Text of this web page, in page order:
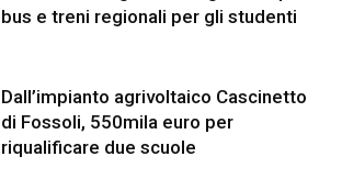
bus e treni regionali per gli studenti
Dall’impianto agrivoltaico Cascinetto
di Fossoli, 550mila euro per
riqualificare due scuole